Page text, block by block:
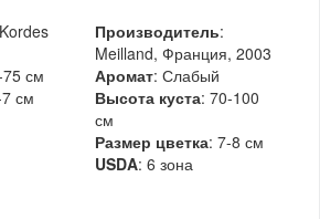
см
см
Производитель:
Meilland, Франция, 2003
Аромат: Слабый
Высота куста: 70-100
см
Размер цветка: 7-8 см
USDA: 6 зона